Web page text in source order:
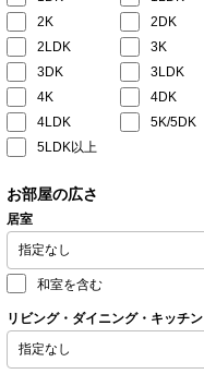
2K
2DK
2LDK
3K
3DK
3LDK
4K
4DK
4LDK
5K/5DK
5LDK以上
お部屋の広さ
居室
和室を含む
リビング・ダイニング・キッチン